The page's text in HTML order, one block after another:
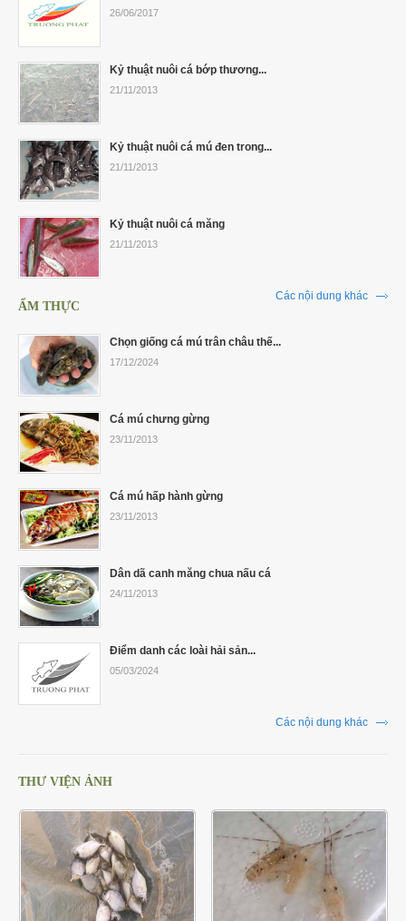
26/06/2017
Kỷ thuật nuôi cá bớp thương...
21/11/2013
Kỷ thuật nuôi cá mú đen trong...
21/11/2013
Kỷ thuật nuôi cá măng
21/11/2013
Các nội dung khác
ẨM THỰC
Chọn giống cá mú trân châu thế...
17/12/2024
Cá mú chưng gừng
23/11/2013
Cá mú hấp hành gừng
23/11/2013
Dân dã canh măng chua nấu cá
24/11/2013
Điểm danh các loài hải sản...
05/03/2024
Các nội dung khác
THƯ VIỆN ẢNH